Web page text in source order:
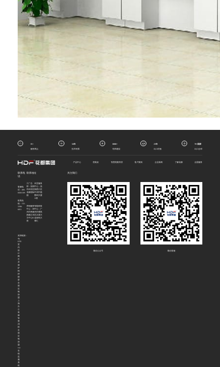
35+
服务网点
34年
技术积累
8000+
馆库建设
23年
出口经验
70+国家
出口全球
产品中心 密集架 智慧档案库房 客户案例 企业新闻 了解花都 全国服务
联系电
话
客服电
话：400-
6668-369
联系热
线：132-
3398-
6051
联系地址
工厂总
部：洛阳
市伊滨区
花都国际
园
外贸服务
中心：洛
阳西工区
中州中路
数码大厦
A座
营销服务
中心：郑
州市商都
路建正东
方中心B
座
智能研发
中心：广
州市番禺
区汉溪大
道保利大
都汇
友情链接：
4g
DTU
室
内
设
计
网
艺
术
漆
炉
料
拼
接
屏
全
屋
定
制
加
盟
上
海
办
公
装
修
智
慧
消
防
全
屋
定
制
加
盟
voc
在
线
监
测
系
统
关注我们
微信公众号 微信客服